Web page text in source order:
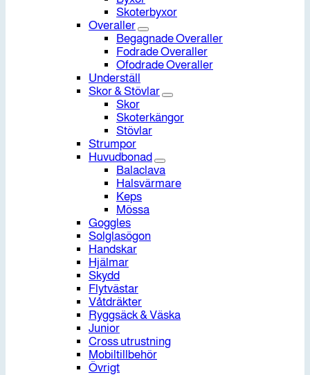
Skoterbyxor
Overaller
Begagnade Overaller
Fodrade Overaller
Ofodrade Overaller
Underställ
Skor & Stövlar
Skor
Skoterkängor
Stövlar
Strumpor
Huvudbonad
Balaclava
Halsvärmare
Keps
Mössa
Goggles
Solglasögon
Handskar
Hjälmar
Skydd
Flytvästar
Våtdräkter
Ryggsäck & Väska
Junior
Cross utrustning
Mobiltillbehör
Övrigt